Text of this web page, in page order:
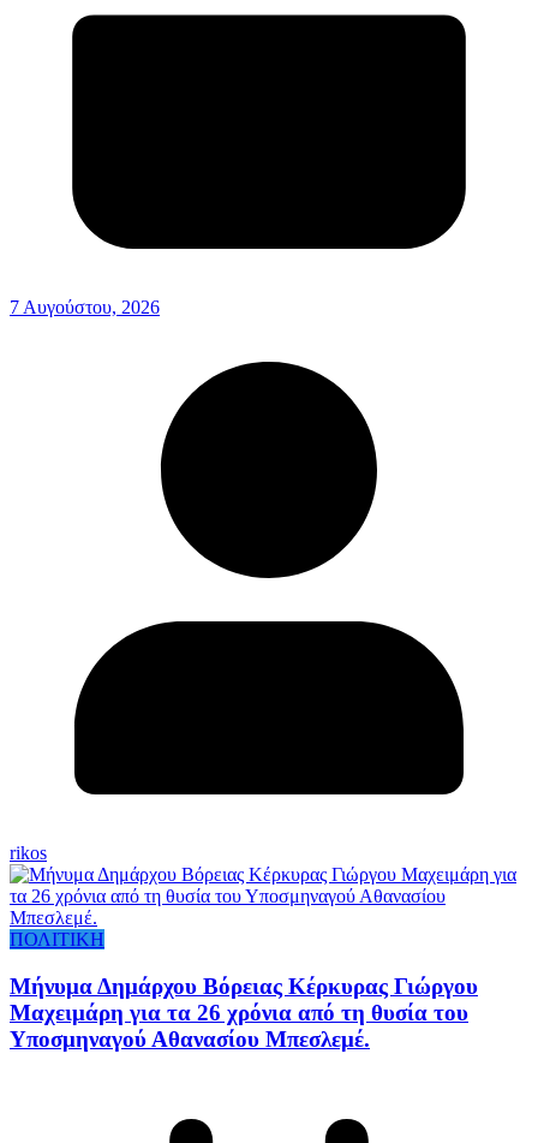
7 Αυγούστου, 2026
rikos
ΠΟΛΙΤΙΚΗ
Μήνυμα Δημάρχου Βόρειας Κέρκυρας Γιώργου
Μαχειμάρη για τα 26 χρόνια από τη θυσία του
Υποσμηναγού Αθανασίου Μπεσλεμέ.